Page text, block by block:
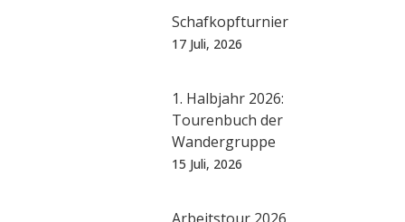
Schafkopfturnier
17 Juli, 2026
1. Halbjahr 2026:
Tourenbuch der
Wandergruppe
15 Juli, 2026